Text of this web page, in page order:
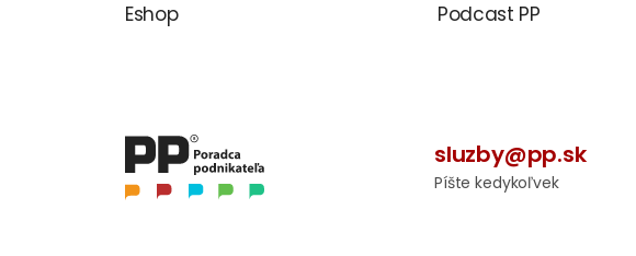
Eshop
Podcast PP
sluzby@pp.sk
Píšte kedykoľvek